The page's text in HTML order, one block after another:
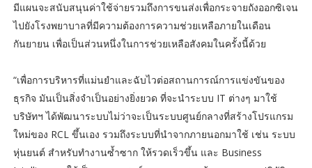
มีแผนจะสนับสนุนค่าใช้จ่ายรวมถึงการขนส่งเพื่อกระจายถังออกซิเจน
ไปยังโรงพยาบาลที่มีความต้องการความช่วยเหลือภายในเดือน
กันยายน เพื่อเป็นส่วนหนึ่งในการช่วยเหลือสังคมในครั้งนี้ด้วย
“เพื่อการบริหารที่แม่นยำและฉับไวต่อสถานการณ์การแข่งขันของ
ธุรกิจ มันเป็นสิ่งจำเป็นอย่างยิ่งยวด ที่จะนำระบบ IT ต่างๆ มาใช้
บริษัทฯ ได้พัฒนาระบบไม่ว่าจะเป็นระบบศูนย์กลางที่สร้างโปรแกรม
ใหม่ของ RCL ขึ้นเอง รวมถึงระบบที่นำจากภายนอกมาใช้ เช่น ระบบ
หุ่นยนต์ สำหรับทำงานซ้ำซาก ให้รวดเร็วขึ้น และ Business